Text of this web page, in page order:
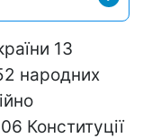
13
народних
Конституції